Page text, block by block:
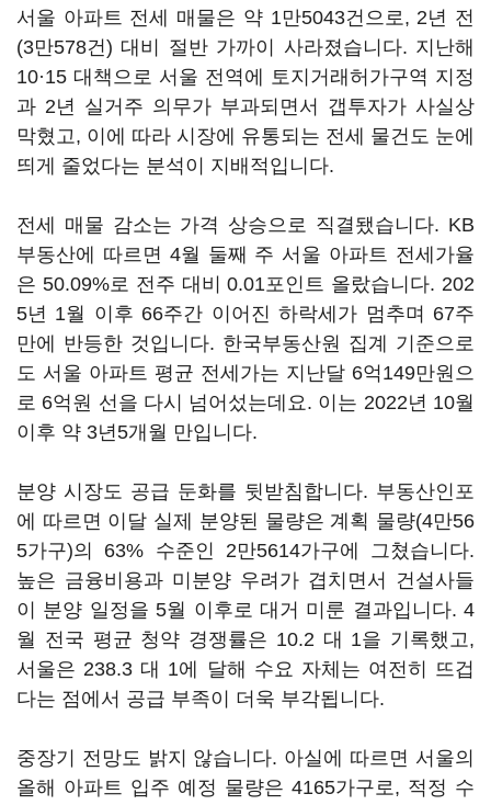
서울 아파트 전세 매물은 약 1만5043건으로, 2년 전
(3만578건) 대비 절반 가까이 사라졌습니다. 지난해
10·15 대책으로 서울 전역에 토지거래허가구역 지정
과 2년 실거주 의무가 부과되면서 갭투자가 사실상
막혔고, 이에 따라 시장에 유통되는 전세 물건도 눈에
띄게 줄었다는 분석이 지배적입니다.
전세 매물 감소는 가격 상승으로 직결됐습니다. KB
부동산에 따르면 4월 둘째 주 서울 아파트 전세가율
은 50.09%로 전주 대비 0.01포인트 올랐습니다. 202
5년 1월 이후 66주간 이어진 하락세가 멈추며 67주
만에 반등한 것입니다. 한국부동산원 집계 기준으로
도 서울 아파트 평균 전세가는 지난달 6억149만원으
로 6억원 선을 다시 넘어섰는데요. 이는 2022년 10월
이후 약 3년5개월 만입니다.
분양 시장도 공급 둔화를 뒷받침합니다. 부동산인포
에 따르면 이달 실제 분양된 물량은 계획 물량(4만56
5가구)의 63% 수준인 2만5614가구에 그쳤습니다.
높은 금융비용과 미분양 우려가 겹치면서 건설사들
이 분양 일정을 5월 이후로 대거 미룬 결과입니다. 4
월 전국 평균 청약 경쟁률은 10.2 대 1을 기록했고,
서울은 238.3 대 1에 달해 수요 자체는 여전히 뜨겁
다는 점에서 공급 부족이 더욱 부각됩니다.
중장기 전망도 밝지 않습니다. 아실에 따르면 서울의
올해 아파트 입주 예정 물량은 4165가구로, 적정 수